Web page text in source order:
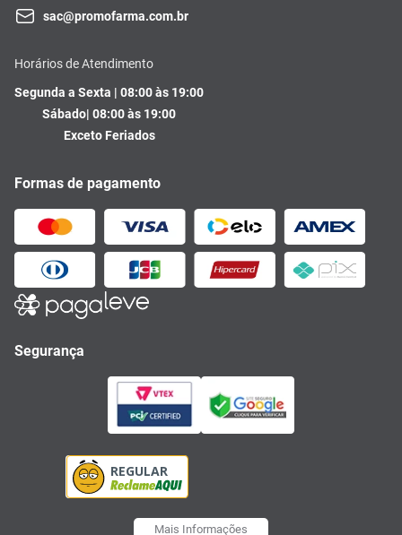
sac@promofarma.com.br
Horários de Atendimento
Segunda a Sexta | 08:00 às 19:00
Sábado| 08:00 às 19:00
Exceto Feriados
Formas de pagamento
Segurança
Mais Informações